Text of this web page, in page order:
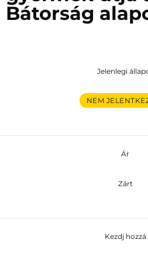
Bátorság
Jelenlegi
NEM
Ár
Zárt
Kezdj hozzá